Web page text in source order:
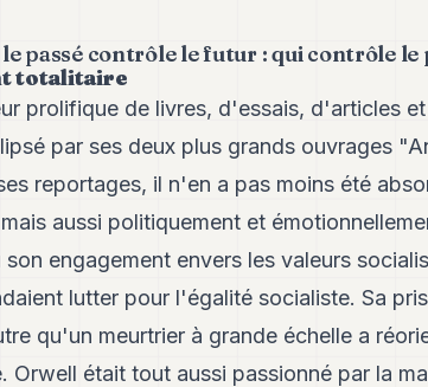
passé contrôle le futur : qui contrôle le
totalitaire
prolifique de livres, d'essais, d'articles
par ses deux plus grands ouvrages
reportages, il n'en a pas moins été
aussi politiquement et
engagement envers les valeurs
lutter pour l'égalité socialiste. Sa
qu'un meurtrier à grande échelle a
Orwell était tout aussi passionné par la